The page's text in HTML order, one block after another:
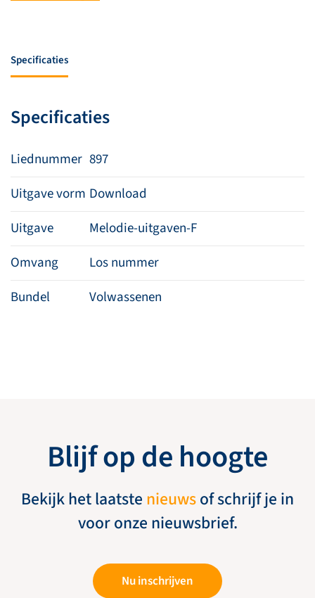
(F)
Specificaties
Specificaties
Liednummer 897
Uitgave vorm Download
Uitgave
Melodie-uitgaven-F
Omvang
Los nummer
Bundel
Volwassenen
Blijf op de hoogte
Bekijk het laatste nieuwsof schrijf je in
voor onze nieuwsbrief.
Nu inschrijven